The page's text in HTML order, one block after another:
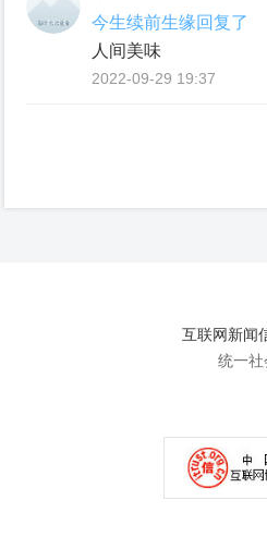
今生续前生缘回复了
人间美味
2022-09-29 19:37
互联网新闻
统一